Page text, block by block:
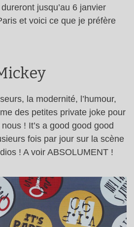
jusqu’au 6 janvier
et voici ce que je préfère
la modernité, l’humour,
des petites private joke pour
! It’s a good good good
fois par jour sur la scène
! A voir ABSOLUMENT !